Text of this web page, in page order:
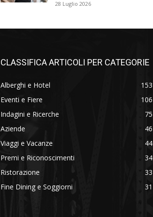
28 Luglio 2026
CLASSIFICA ARTICOLI PER CATEGORIE
Alberghi e Hotel
153
Eventi e Fiere
106
Indagini e Ricerche
75
Aziende
46
Viaggi e Vacanze
44
Premi e Riconoscimenti
34
Ristorazione
33
Fine Dining e Soggiorni
31